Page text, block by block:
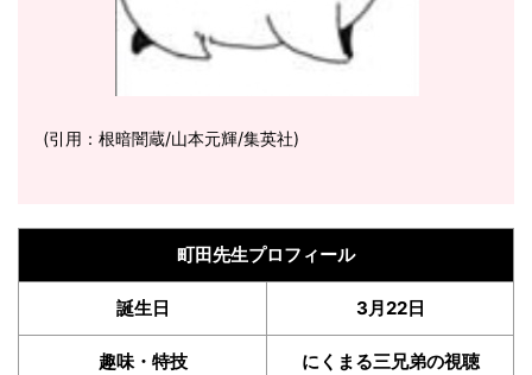
(引用：根暗闇蔵/山本元輝/集英社)
町田先生プロフィール
誕生日 3月22日
趣味・特技 にくまる三兄弟の視聴